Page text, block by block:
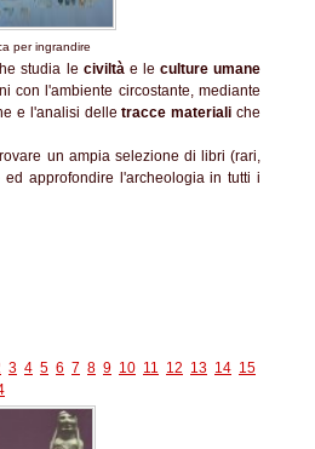
per ingrandire
studia le civiltàe le culture umane
con l'ambiente circostante, mediante
e l'analisi delletracce materiali che
un ampia selezione di libri (rari,
approfondire l'archeologia in tutti i
3 4 5 6 7 8 9 10 11 12 13 14 15